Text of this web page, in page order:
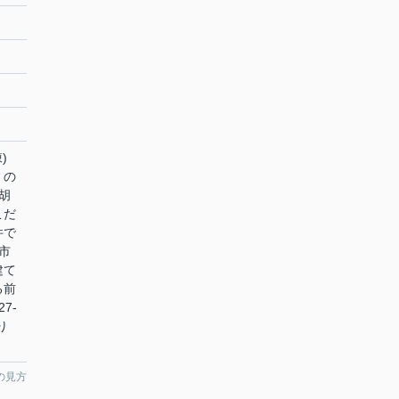
)
の
だ
で
て
前
見方